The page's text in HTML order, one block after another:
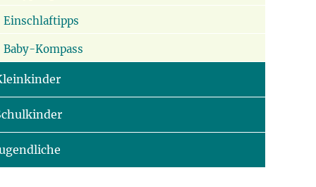
Einschlaftipps
Baby-Kompass